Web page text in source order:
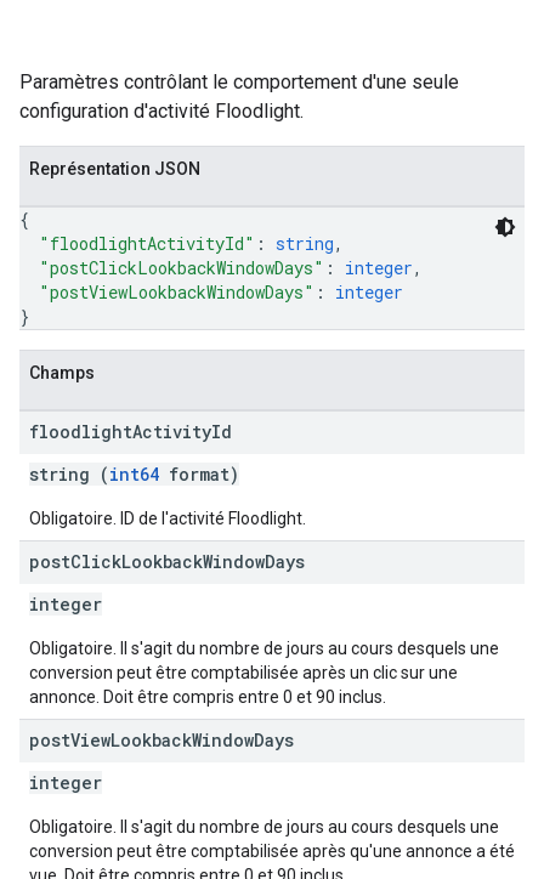
Paramètres contrôlant le comportement d'une seule
configuration d'activité Floodlight.
Représentation JSON
{
"floodlightActivityId" : string,
"postClickLookbackWindowDays" : integer,
"postViewLookbackWindowDays" : integer
}
Champs
floodlightActivityId
string (int64 format)
Obligatoire. ID de l'activité Floodlight.
postClickLookbackWindowDays
integer
Obligatoire. Il s'agit du nombre de jours au cours desquels une
conversion peut être comptabilisée après un clic sur une
annonce. Doit être compris entre 0 et 90 inclus.
postViewLookbackWindowDays
integer
Obligatoire. Il s'agit du nombre de jours au cours desquels une
conversion peut être comptabilisée après qu'une annonce a été